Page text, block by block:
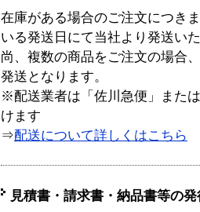
在庫がある場合のご注文につき
いる発送日にて当社より発送い
尚、複数の商品をご注文の場合
発送となります。
※配送業者は「佐川急便」また
けます
⇒配送について詳しくはこちら
見積書・請求書・納品書等の